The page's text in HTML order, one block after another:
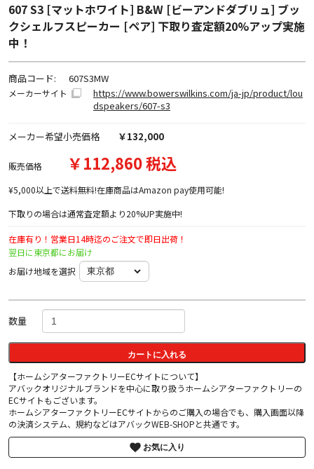
607 S3 [マットホワイト] B&W [ビーアンドダブリュ] ブッ
クシェルフスピーカー [ペア] 下取り査定額20%アップ実施
中！
商品コード: 607S3MW
メーカーサイト
https://www.bowerswilkins.com/ja-jp/product/lou
dspeakers/607-s3
メーカー希望小売価格 ￥132,000
販売価格 ￥112,860 税込
¥5,000以上で送料無料!在庫商品はAmazon pay使用可能!
下取りの場合は通常査定額より20%UP実施中!
在庫有り！営業日14時迄のご注文で即日出荷！
翌日に東京都にお届け
お届け地域を選択
数量
カートに入れる
【ホームシアターファクトリーECサイトについて】
アバックオリジナルブランドを中心に取り扱うホームシアターファクトリーの
ECサイトもございます。
ホームシアターファクトリーECサイトからのご購入の場合でも、購入画面以降
の決済システム、規約などはアバックWEB-SHOPと共通です。
お気に入り